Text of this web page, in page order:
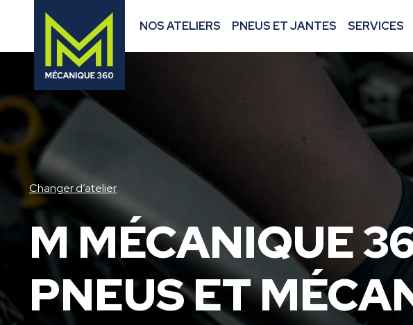
NOS ATELIERS PNEUS ET JANTES SERVICES
Changer d’atelier
M MÉCANIQUE
PNEUS ET